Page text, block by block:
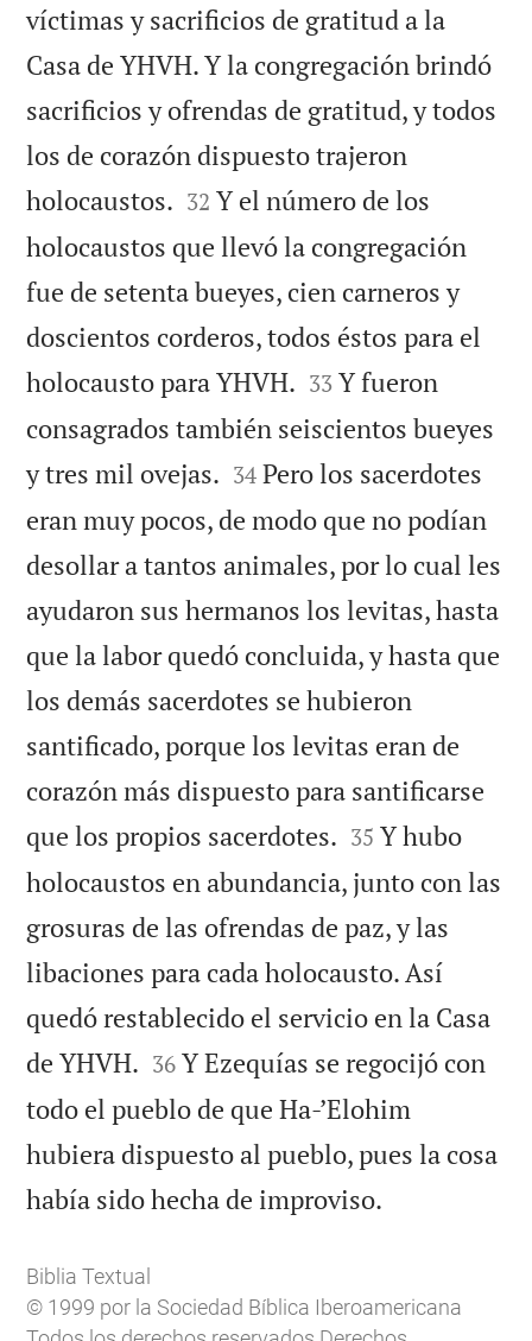
víctimas y sacrificios de gratitud a la
Casa de YHVH. Y la congregación brindó
sacrificios y ofrendas de gratitud, y todos
los de corazón dispuesto trajeron
holocaustos. 

32 Y el número de los
holocaustos que llevó la congregación
fue de setenta bueyes, cien carneros y
doscientos corderos, todos éstos para el
holocausto para YHVH. 

33 Y fueron
consagrados también seiscientos bueyes
y tres mil ovejas. 

34 Pero los sacerdotes
eran muy pocos, de modo que no podían
desollar a tantos animales, por lo cual les
ayudaron sus hermanos los levitas, hasta
que la labor quedó concluida, y hasta que
los demás sacerdotes se hubieron
santificado, porque los levitas eran de
corazón más dispuesto para santificarse
que los propios sacerdotes. 

35 Y hubo
holocaustos en abundancia, junto con las
grosuras de las ofrendas de paz, y las
libaciones para cada holocausto. Así
quedó restablecido el servicio en la Casa
de YHVH. 

36 Y Ezequías se regocijó con
todo el pueblo de que Ha-’Elohim
hubiera dispuesto al pueblo, pues la cosa
había sido hecha de improviso.
Biblia Textual
© 1999 por la Sociedad Bíblica Iberoamericana